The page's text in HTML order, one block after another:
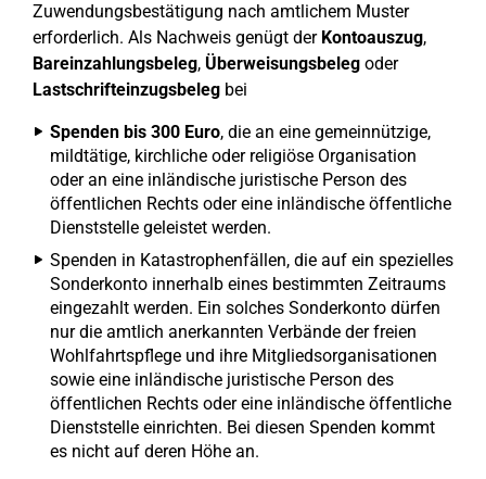
Zuwendungsbestätigung nach amtlichem Muster
erforderlich. Als Nachweis genügt der Kontoauszug,
Bareinzahlungsbeleg, Überweisungsbeleg oder
Lastschrifteinzugsbeleg bei
Spenden bis 300 Euro, die an eine gemeinnützige,
mildtätige, kirchliche oder religiöse Organisation
oder an eine inländische juristische Person des
öffentlichen Rechts oder eine inländische öffentliche
Dienststelle geleistet werden.
Spenden in Katastrophenfällen, die auf ein spezielles
Sonderkonto innerhalb eines bestimmten Zeitraums
eingezahlt werden. Ein solches Sonderkonto dürfen
nur die amtlich anerkannten Verbände der freien
Wohlfahrtspflege und ihre Mitgliedsorganisationen
sowie eine inländische juristische Person des
öffentlichen Rechts oder eine inländische öffentliche
Dienststelle einrichten. Bei diesen Spenden kommt
es nicht auf deren Höhe an.